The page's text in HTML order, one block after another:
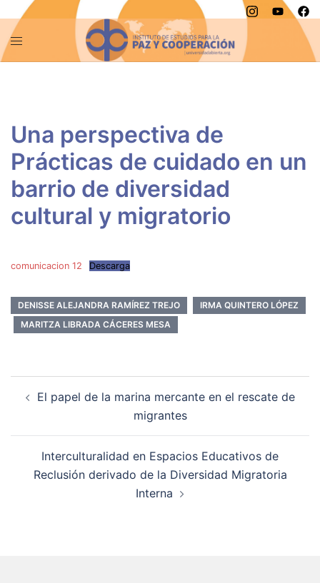
Saltar
contenido
Una perspectiva de
Prácticas de cuidado en un
barrio de diversidad
cultural y migratorio
comunicacion 12 Descarga
DENISSE ALEJANDRA RAMÍREZ TREJO
IRMA QUINTERO LÓPEZ
MARITZA LIBRADA CÁCERES MESA
de El papel de la marina mercante en el rescate de
migrantes
Interculturalidad en Espacios Educativos de
Reclusión derivado de la Diversidad Migratoria
Interna